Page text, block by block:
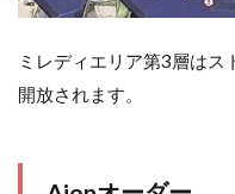
ミレディエリア第3層はス
開放されます。